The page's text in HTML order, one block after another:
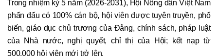
Trong nhiệm kỳ 5 năm (2026-2031), Hội Nông dân Việt Nam
phấn đấu có 100% cán bộ, hội viên được tuyên truyền, phổ
biến, giáo dục chủ trương của Đảng, chính sách, pháp luật
của Nhà nước, nghị quyết, chỉ thị của Hội; kết nạp từ
500.000 hội viên mới trở lên.